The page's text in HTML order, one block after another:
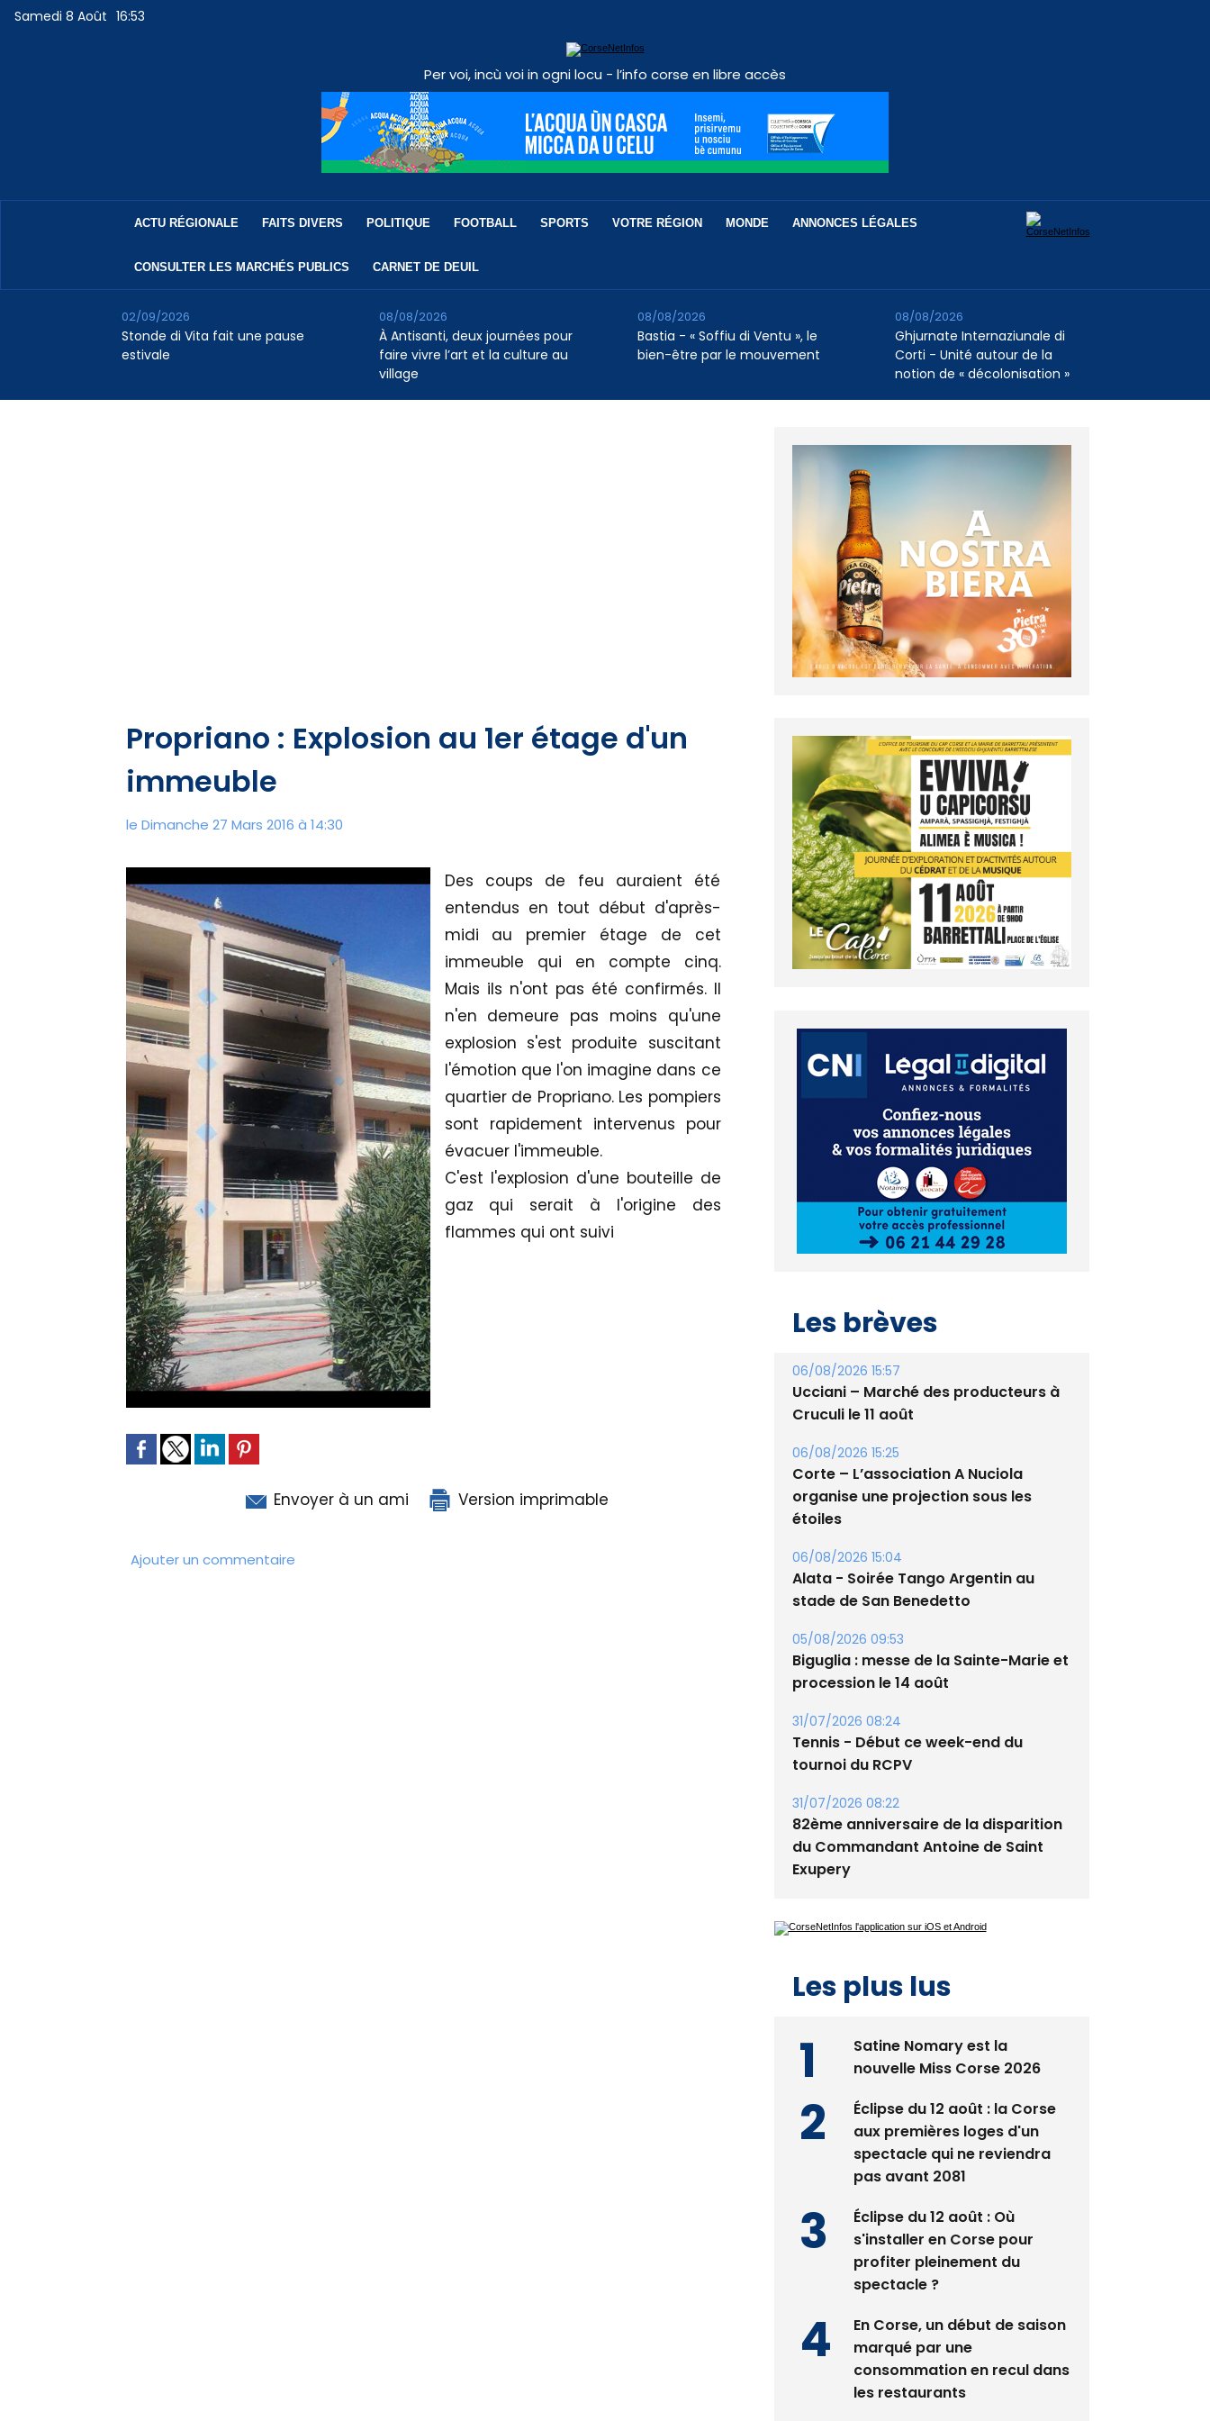
Samedi 8 Août 16:53
Per voi, incù voi in ogni locu - l’info corse en libre accès
ACTU RÉGIONALE FAITS DIVERS POLITIQUE FOOTBALL SPORTS VOTRE RÉGION MONDE ANNONCES LÉGALES
CONSULTER LES MARCHÉS PUBLICS CARNET DE DEUIL
Stonde di Vita fait une pause
estivale
02/09/2026
À Antisanti, deux journées pour
faire vivre l’art et la culture au
village
08/08/2026
Bastia - « Soffiu di Ventu », le
bien-être par le mouvement
08/08/2026
Ghjurnate Internaziunale di
Corti - Unité autour de la
notion de « décolonisation »
08/08/2026
Propriano : Explosion au 1er étage d'un
immeuble
le Dimanche 27 Mars 2016 à 14:30
Des coups de feu auraient été
entendus en tout début d'après-
midi au premier étage de cet
immeuble qui en compte cinq.
Mais ils n'ont pas été confirmés. Il
n'en demeure pas moins qu'une
explosion s'est produite suscitant
l'émotion que l'on imagine dans ce
quartier de Propriano. Les pompiers
sont rapidement intervenus pour
évacuer l'immeuble.
C'est l'explosion d'une bouteille de
gaz qui serait à l'origine des
flammes qui ont suivi
Envoyer à un ami Version imprimable
Ajouter un commentaire
06/08/2026 15:57
Cruculi le 11 août
06/08/2026 15:25
organise une projection sous les
étoiles
06/08/2026 15:04
stade de San Benedetto
05/08/2026 09:53
procession le 14 août
31/07/2026 08:24
tournoi du RCPV
31/07/2026 08:22
du Commandant Antoine de Saint
Exupery
Éclipse du 12 août : la Corse
spectacle qui ne reviendra
pas avant 2081
Éclipse du 12 août : Où
profiter pleinement du
spectacle ?
En Corse, un début de saison
consommation en recul dans
les restaurants
La gendarmerie alerte les